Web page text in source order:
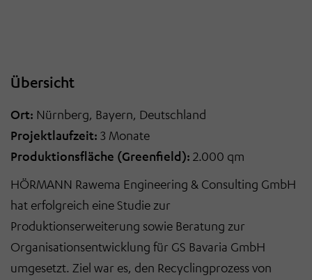
Übersicht
Ort: Nürnberg, Bayern, Deutschland
Projektlaufzeit: 3 Monate
Produktionsfläche (Greenfield): 2.000 qm
HÖRMANN Rawema Engineering & Consulting GmbH
hat erfolgreich eine Studie zur
Produktionserweiterung sowie Beratung zur
Organisationsentwicklung für GS Bavaria GmbH
umgesetzt. Ziel war es, den Recyclingprozess von